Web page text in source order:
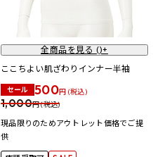
全商品を見る ()+
ここちよい肌ざわりインナー半袖
セール 500円 (税込)
1,000円 (税込)
現品限りのためアウトレット価格でご提
供